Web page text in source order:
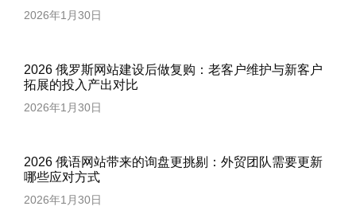
2026年1月30日
2026 俄罗斯网站建设后做复购：老客户维护与新客户
拓展的投入产出对比
2026年1月30日
2026 俄语网站带来的询盘更挑剔：外贸团队需要更新
哪些应对方式
2026年1月30日